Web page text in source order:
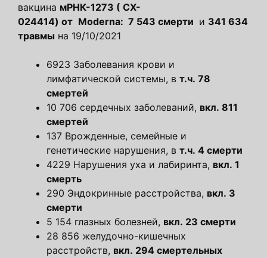
вакцина мРНК-1273 ( CX-
024414) от Moderna: 7 543 смерти и 341 634
травмы на 19/10/2021
6923 Заболевания крови и
лимфатической системы, в т.ч. 78
смертей
10 706 сердечных заболеваний, вкл. 811
смертей
137 Врожденные, семейные и
генетические нарушения, в т.ч. 4 смерти
4229 Нарушения уха и лабиринта, вкл. 1
смерть
290 Эндокринные расстройства, вкл. 3
смерти
5 154 глазных болезней, вкл. 23 смерти
28 856 желудочно-кишечных
расстройств, вкл. 294 смертельных